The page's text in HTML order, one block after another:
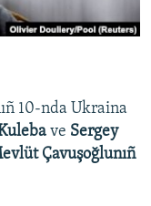
10-nda Ukraina
ve Sergey
Çavuşoğlunıñ